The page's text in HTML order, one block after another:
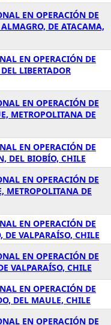
EN OPERACIÓN DE
DE ATACAMA,
EN OPERACIÓN DE
LIBERTADOR
EN OPERACIÓN DE
METROPOLITANA DE
EN OPERACIÓN DE
DEL BIOBÍO, CHILE
EN OPERACIÓN DE
METROPOLITANA DE
EN OPERACIÓN DE
VALPARAÍSO, CHILE
EN OPERACIÓN DE
VALPARAÍSO, CHILE
EN OPERACIÓN DE
DEL MAULE, CHILE
EN OPERACIÓN DE